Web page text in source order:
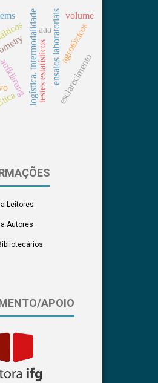
logística. intermodalidadeaaaensaios laboratoriais
testes estatísticos esclarecimento
agrotóxicos
volume
Leitores
Autores
APOIO